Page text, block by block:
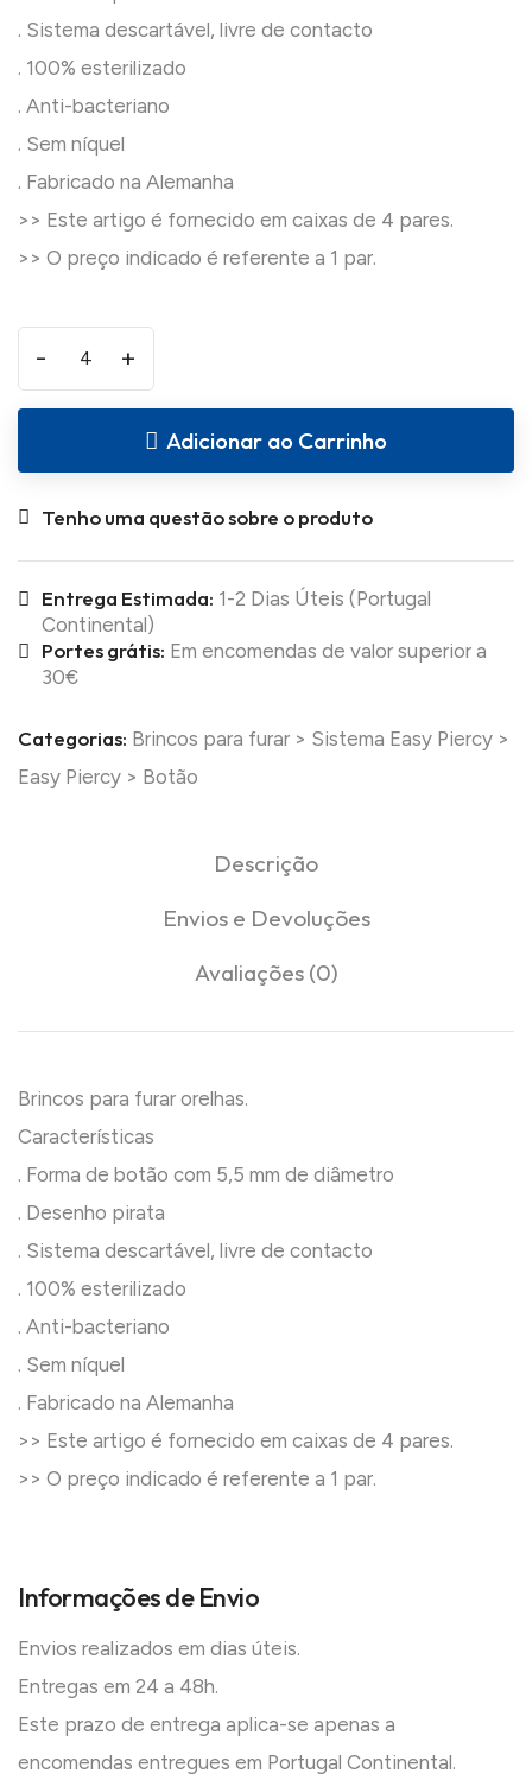
. Sistema descartável, livre de contacto
. 100% esterilizado
. Anti-bacteriano
. Sem níquel
. Fabricado na Alemanha
>> Este artigo é fornecido em caixas de 4 pares.
- +
Adicionar ao Carrinho
Tenho uma questão sobre o produto
Entrega Estimada: 1-2 Dias Úteis (Portugal
Continental)
Portes grátis: Em encomendas de valor superior a
30€
Categorias: Brincos para furar > Sistema Easy Piercy >
Easy Piercy > Botão
Descrição
Envios e Devoluções
Avaliações (0)
Brincos para furar orelhas.
Características
. Forma de botão com 5,5 mm de diâmetro
. Desenho pirata
. Sistema descartável, livre de contacto
. 100% esterilizado
. Anti-bacteriano
. Sem níquel
. Fabricado na Alemanha
>> Este artigo é fornecido em caixas de 4 pares.
>> O preço indicado é referente a 1 par.
Informações de Envio
Envios realizados em dias úteis.
Entregas em 24 a 48h.
Este prazo de entrega aplica-se apenas a
encomendas entregues em Portugal Continental.